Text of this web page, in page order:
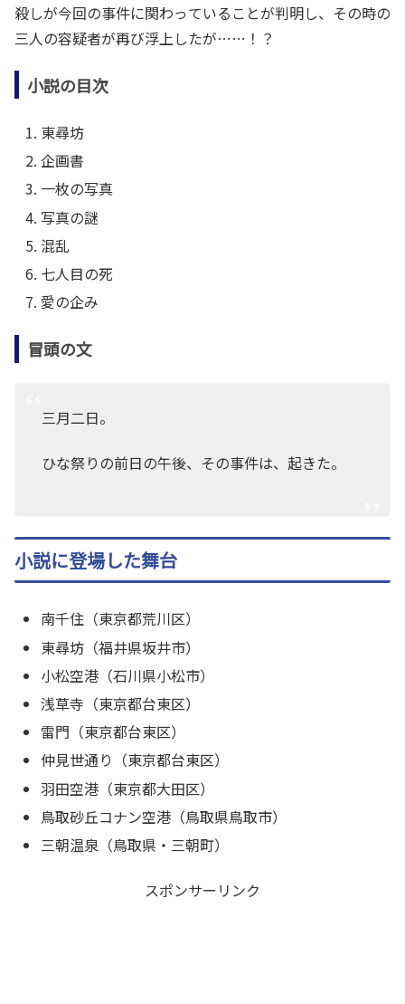
殺しが今回の事件に関わっていることが判明し、その時の
三人の容疑者が再び浮上したが……！？
小説の目次
東尋坊
企画書
一枚の写真
写真の謎
混乱
七人目の死
愛の企み
冒頭の文
三月二日。
ひな祭りの前日の午後、その事件は、起きた。
小説に登場した舞台
南千住（東京都荒川区）
東尋坊（福井県坂井市）
小松空港（石川県小松市）
浅草寺（東京都台東区）
雷門（東京都台東区）
仲見世通り（東京都台東区）
羽田空港（東京都大田区）
鳥取砂丘コナン空港（鳥取県鳥取市）
三朝温泉（鳥取県・三朝町）
スポンサーリンク